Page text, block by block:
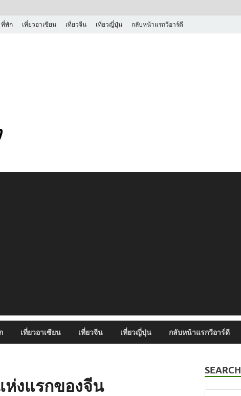
ที่พัก เที่ยวอาเซียน เที่ยวจีน เที่ยวญี่ปุ่น กลับหน้าแรกวีอาร์ดี
เที่ยวอาเซียน เที่ยวจีน เที่ยวญี่ปุ่น กลับหน้าแรกวีอาร์ดี
ห่งแรกของจีน
SEARCH